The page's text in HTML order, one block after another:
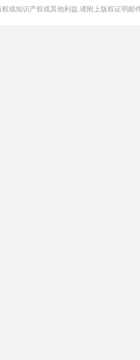
或知识产权或其他利益,请附上版权证明